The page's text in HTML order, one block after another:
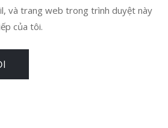
và trang web trong trình duyệt này
của tôi.